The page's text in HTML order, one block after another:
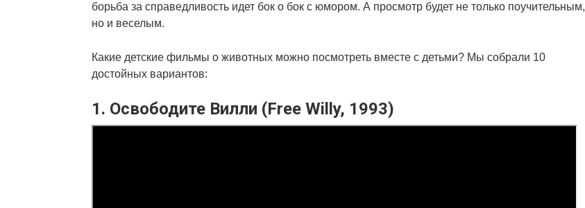
борьба за справедливость идет бок о бок с юмором. А просмотр будет не только поучительным,
но и веселым.
Какие детские фильмы о животных можно посмотреть вместе с детьми? Мы собрали 10
достойных вариантов:
1. Освободите Вилли (Free Willy, 1993)